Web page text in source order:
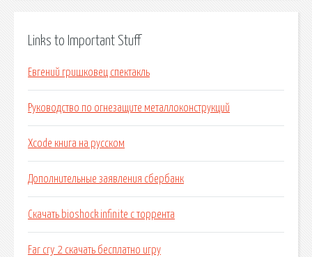
Links to Important Stuff
Евгений гришковец спектакль
Руководство по огнезащите металлоконструкций
Xcode книга на русском
Дополнительные заявления сбербанк
Скачать bioshock infinite с торрента
Far cry 2 скачать бесплатно игру